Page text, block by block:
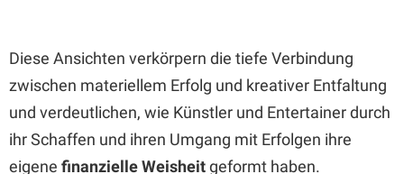
Diese Ansichten verkörpern die tiefe Verbindung
zwischen materiellem Erfolg und kreativer Entfaltung
und verdeutlichen, wie Künstler und Entertainer durch
ihr Schaffen und ihren Umgang mit Erfolgen ihre
eigene finanzielle Weisheitgeformt haben.